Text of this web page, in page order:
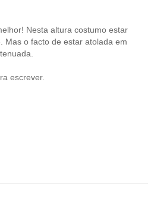
Nesta altura costumo estar
Mas o facto de estar atolada em
escrever.